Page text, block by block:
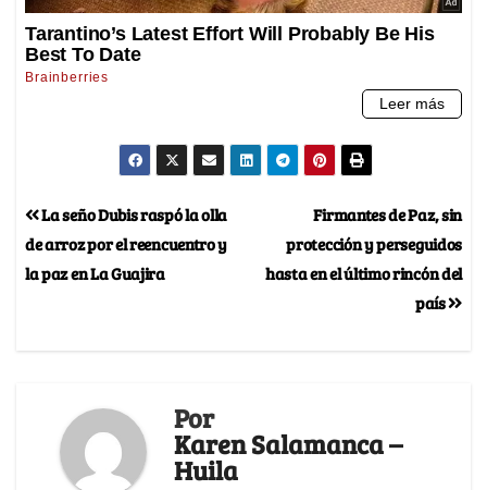
Firmantes de Paz, sin
protección y perseguidos
hasta en el último rincón del
país
La seño Dubis raspó la olla
de arroz por el reencuentro y
la paz en La Guajira
Por
Karen Salamanca –
Huila